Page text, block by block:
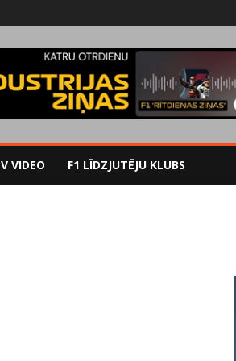
VIDEO F1 LĪDZJUTĒJU KLUBS